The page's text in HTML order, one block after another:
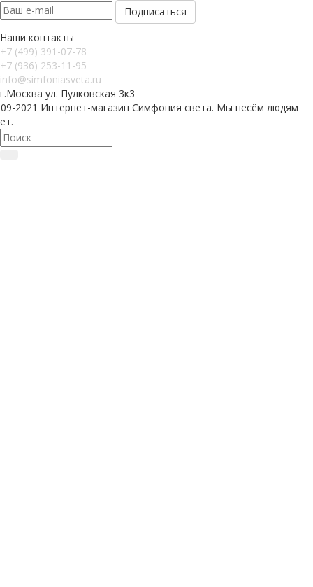
Наши контакты
+7 (499) 391-07-78
+7 (936) 253-11-95
info@simfoniasveta.ru
г.Москва ул. Пулковская 3к3
2021 Интернет-магазин Симфония света. Мы несём людям